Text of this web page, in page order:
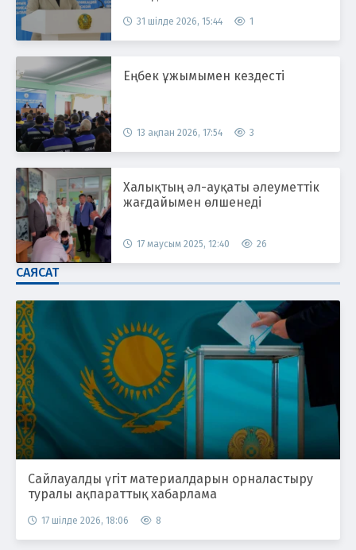
31 шілде 2026, 15:44 1
Еңбек ұжымымен кездесті
13 ақпан 2026, 17:54 3
Халықтың әл-ауқаты әлеуметтік
жағдайымен өлшенеді
17 маусым 2025, 12:40 26
САЯСАТ
Сайлауалды үгіт материалдарын орналастыру
туралы ақпараттық хабарлама
17 шілде 2026, 18:06 8